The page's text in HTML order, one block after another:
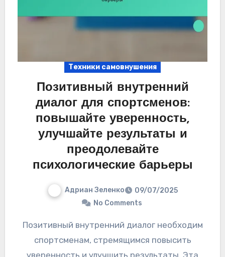
Техники самовнушения
Позитивный внутренний
диалог для спортсменов:
повышайте уверенность,
улучшайте результаты и
преодолевайте
психологические барьеры
Адриан Зеленко
09/07/2025
No Comments
Позитивный внутренний диалог необходим
спортсменам, стремящимся повысить
уверенность и улучшить результаты. Эта